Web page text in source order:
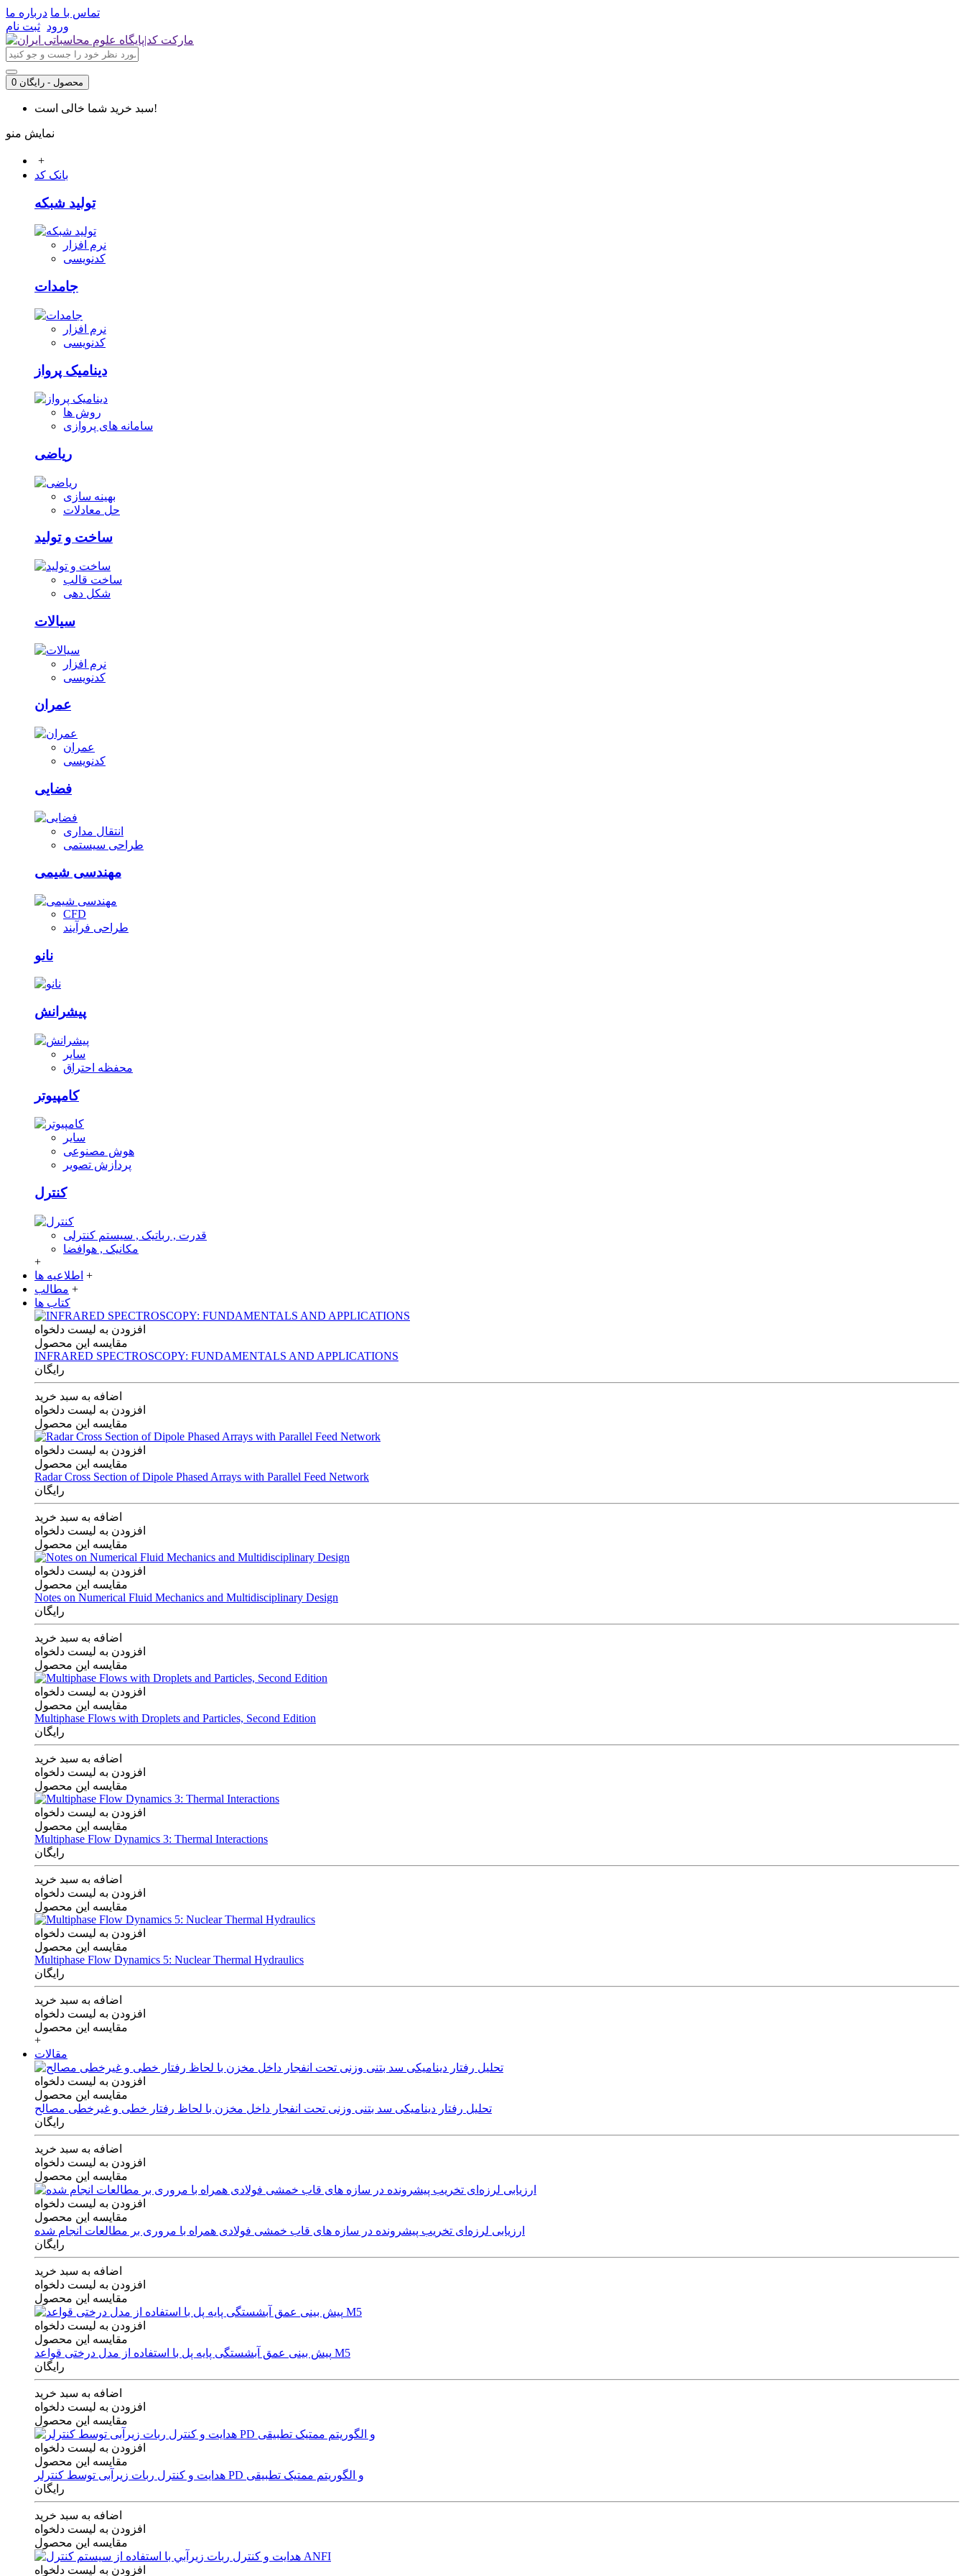
تماس با ما درباره ما
ورود ثبت نام
0 محصول - رایگان
سبد خرید شما خالی است!
نمایش منو
+
بانک کد
تولید شبکه
نرم افزار
کدنویسی
جامدات
نرم افزار
کدنویسی
دینامیک پرواز
روش ها
سامانه های پروازی
ریاضی
بهینه سازی
حل معادلات
ساخت و تولید
ساخت قالب
شکل دهی
سیالات
نرم افزار
کدنویسی
عمران
عمران
کدنویسی
فضایی
انتقال مداری
طراحی سیستمی
مهندسی شیمی
CFD
طراحی فرآیند
نانو
پیشرانش
سایر
محفظه احتراق
کامپیوتر
سایر
هوش مصنوعی
پردازش تصویر
کنترل
قدرت , رباتیک , سیستم کنترلی
مکانیک , هوافضا
+
اطلاعیه ها +
مطالب +
کتاب ها
افزودن به لیست دلخواه
مقایسه این محصول
INFRARED SPECTROSCOPY: FUNDAMENTALS AND APPLICATIONS
رایگان
اضافه به سبد خرید
افزودن به لیست دلخواه
مقایسه این محصول
افزودن به لیست دلخواه
مقایسه این محصول
Radar Cross Section of Dipole Phased Arrays with Parallel Feed Network
رایگان
اضافه به سبد خرید
افزودن به لیست دلخواه
مقایسه این محصول
افزودن به لیست دلخواه
مقایسه این محصول
Notes on Numerical Fluid Mechanics and Multidisciplinary Design
رایگان
اضافه به سبد خرید
افزودن به لیست دلخواه
مقایسه این محصول
افزودن به لیست دلخواه
مقایسه این محصول
Multiphase Flows with Droplets and Particles, Second Edition
رایگان
اضافه به سبد خرید
افزودن به لیست دلخواه
مقایسه این محصول
افزودن به لیست دلخواه
مقایسه این محصول
Multiphase Flow Dynamics 3: Thermal Interactions
رایگان
اضافه به سبد خرید
افزودن به لیست دلخواه
مقایسه این محصول
افزودن به لیست دلخواه
مقایسه این محصول
Multiphase Flow Dynamics 5: Nuclear Thermal Hydraulics
رایگان
اضافه به سبد خرید
افزودن به لیست دلخواه
مقایسه این محصول
+
مقالات
افزودن به لیست دلخواه
مقایسه این محصول
تحلیل رفتار دینامیکی سد بتنی وزنی تحت انفجار داخل مخزن با لحاظ رفتار خطی و غیرخطی مصالح
رایگان
اضافه به سبد خرید
افزودن به لیست دلخواه
مقایسه این محصول
افزودن به لیست دلخواه
مقایسه این محصول
ارزیابی لرزه‌ای تخریب پیشرونده در سازه های قاب خمشی فولادی همراه با مروری بر مطالعات انجام شده
رایگان
اضافه به سبد خرید
افزودن به لیست دلخواه
مقایسه این محصول
افزودن به لیست دلخواه
مقایسه این محصول
پیش بینی عمق آبشستگی پایه پل با استفاده از مدل درختی قواعد M5
رایگان
اضافه به سبد خرید
افزودن به لیست دلخواه
مقایسه این محصول
افزودن به لیست دلخواه
مقایسه این محصول
هدایت و کنترل ربات زیرآبی توسط کنترلر PD و الگوریتم ممتیک تطبیقی
رایگان
اضافه به سبد خرید
افزودن به لیست دلخواه
مقایسه این محصول
افزودن به لیست دلخواه